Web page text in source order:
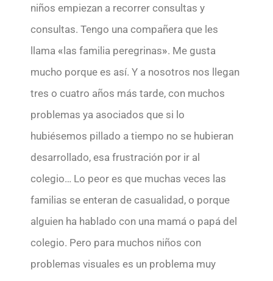
niños empiezan a recorrer consultas y
consultas. Tengo una compañera que les
llama «las familia peregrinas». Me gusta
mucho porque es así. Y a nosotros nos llegan
tres o cuatro años más tarde, con muchos
problemas ya asociados que si lo
hubiésemos pillado a tiempo no se hubieran
desarrollado, esa frustración por ir al
colegio… Lo peor es que muchas veces las
familias se enteran de casualidad, o porque
alguien ha hablado con una mamá o papá del
colegio. Pero para muchos niños con
problemas visuales es un problema muy